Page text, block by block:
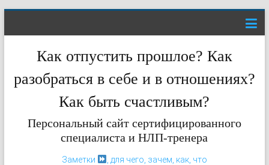
Как отпустить прошлое? Как
разобраться в себе и в отношениях?
Как быть счастливым?
Персональный сайт сертифицированного
специалиста и НЛП-тренера
Заметки , для чего, зачем, как, что